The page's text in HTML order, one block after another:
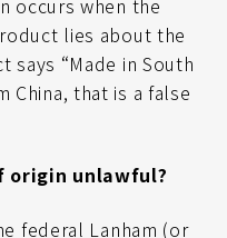
occurs when the
lies about the
says “Made in South
China, that is a false
origin unlawful?
federal Lanham (or